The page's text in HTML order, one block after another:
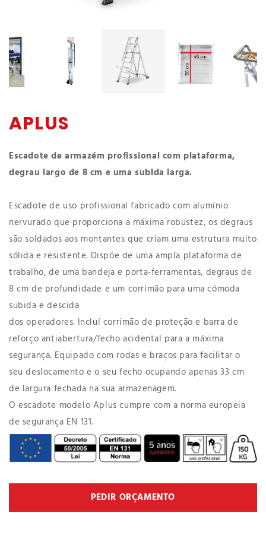
APLUS
Escadote de armazém profissional com plataforma,
degrau largo de 8 cm e uma subida larga.
Escadote de uso profissional fabricado com alumínio
nervurado que proporciona a máxima robustez, os degraus
são soldados aos montantes que criam uma estrutura muito
sólida e resistente. Dispõe de uma ampla plataforma de
trabalho, de uma bandeja e porta-ferramentas, degraus de
8 cm de profundidade e um corrimão para uma cómoda
subida e descida
dos operadores. Incluí corrimão de proteção e barra de
reforço antiabertura/fecho acidental para a máxima
segurança. Equipado com rodas e braços para facilitar o
seu deslocamento e o seu fecho ocupando apenas 33 cm
de largura fechada na sua armazenagem.
O escadote modelo Aplus cumpre com a norma europeia
de segurança EN 131.
PEDIR ORÇAMENTO